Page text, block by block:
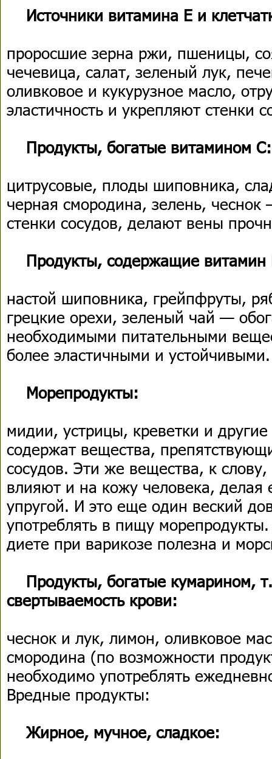
Источники витамина Е и
проросшие зерна ржи, пшеницы,
чечевица, салат, зеленый лук,
оливковое и кукурузное масло,
эластичность и укрепляют стенки
Продукты, богатые витамином С:
цитрусовые, плоды шиповника,
черная смородина, зелень,
стенки сосудов, делают вены
Продукты, содержащие витамин
настой шиповника, грейпфруты,
грецкие орехи, зеленый чай —
необходимыми питательными
более эластичными и устойчивыми.
Морепродукты:
мидии, устрицы, креветки и
содержат вещества,
сосудов. Эти же вещества, к
влияют и на кожу человека, делая
упругой. И это еще один веский
употреблять в пищу
диете при варикозе полезна и
Продукты, богатые кумарином,
свертываемость крови:
чеснок и лук, лимон, оливковое
смородина (по возможности
необходимо употреблять
Вредные продукты:
Жирное, мучное, сладкое: